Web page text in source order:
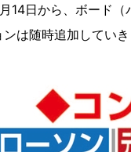
14日から、ボード
ンは随時追加してい